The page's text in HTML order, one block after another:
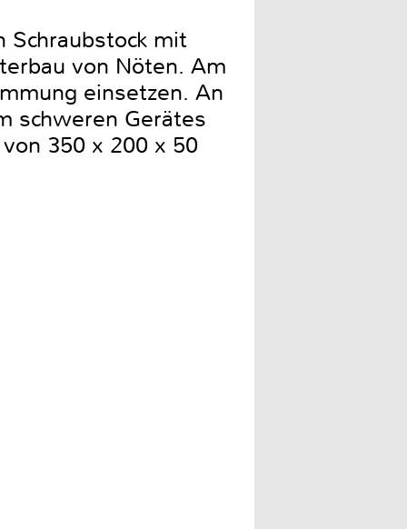
Schraubstock mit
von Nöten. Am
einsetzen. An
schweren Gerätes
350 x 200 x 50